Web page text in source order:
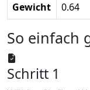
Gewicht 0.64
So einfach
Schritt 1